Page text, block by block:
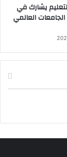
يشارك في
العالمي